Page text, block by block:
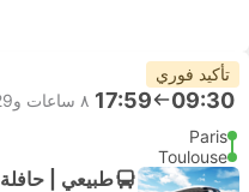
تأكيد فوري
09:30
17:59 ٨ ساعات و‫29 دقائق
Paris
Toulouse
طبيعي | حافلة